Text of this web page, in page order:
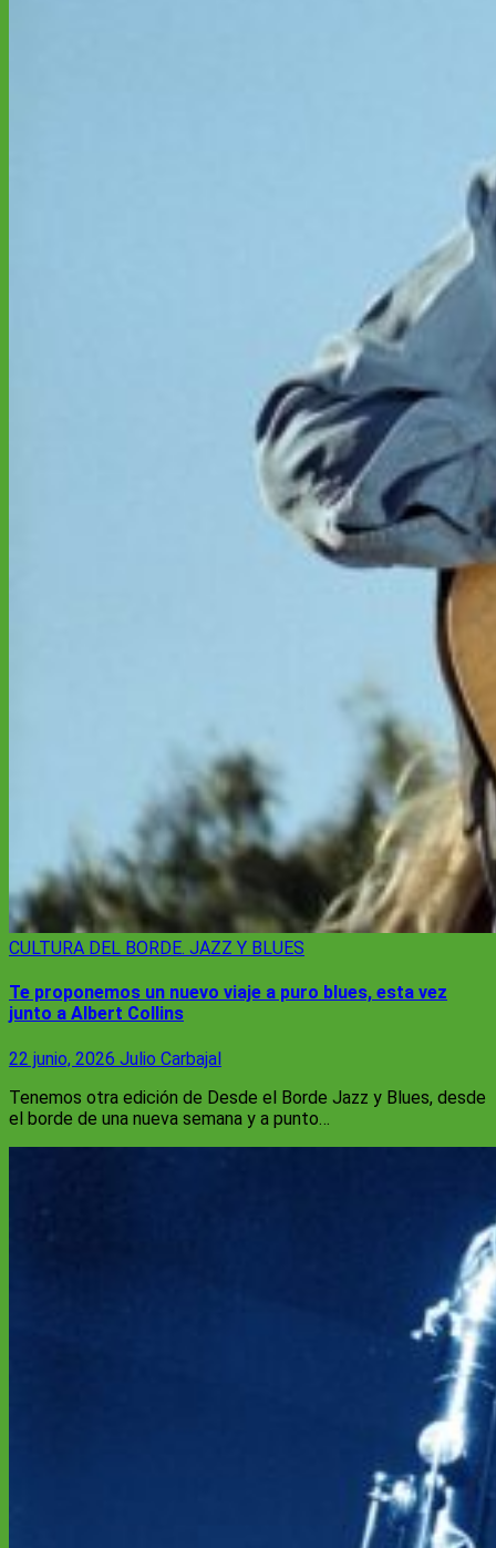
CULTURA DEL BORDE. JAZZ Y BLUES
Te proponemos un nuevo viaje a puro blues, esta vez
junto a Albert Collins
22 junio, 2026 Julio Carbajal
Tenemos otra edición de Desde el Borde Jazz y Blues, desde
el borde de una nueva semana y a punto…